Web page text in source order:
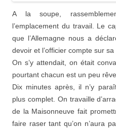
A la soupe,
l’emplacement du travail. Le
que l’Allemagne nous a
devoir et l’officier compte sur sa
On s’y attendait, on était
pourtant chacun est un peu
Dix minutes après, il n’y
plus complet. On travaille
de la Maisonneuve fait
faire raser tant qu’on n’aura